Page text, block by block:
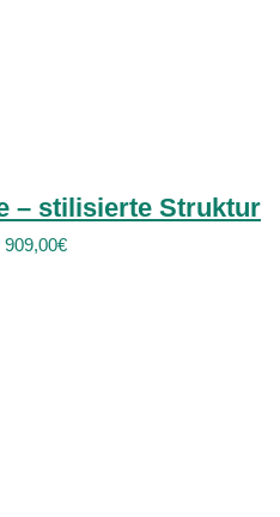
– stilisierte Struktur
909,00€